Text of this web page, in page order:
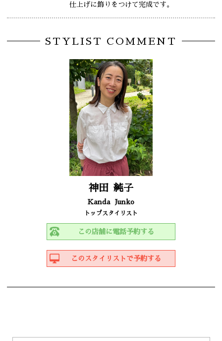
仕上げに飾りをつけて完成です。
STYLIST COMMENT
神田 純子
Kanda Junko
トップスタイリスト
この店舗に電話予約する
このスタイリストで予約する